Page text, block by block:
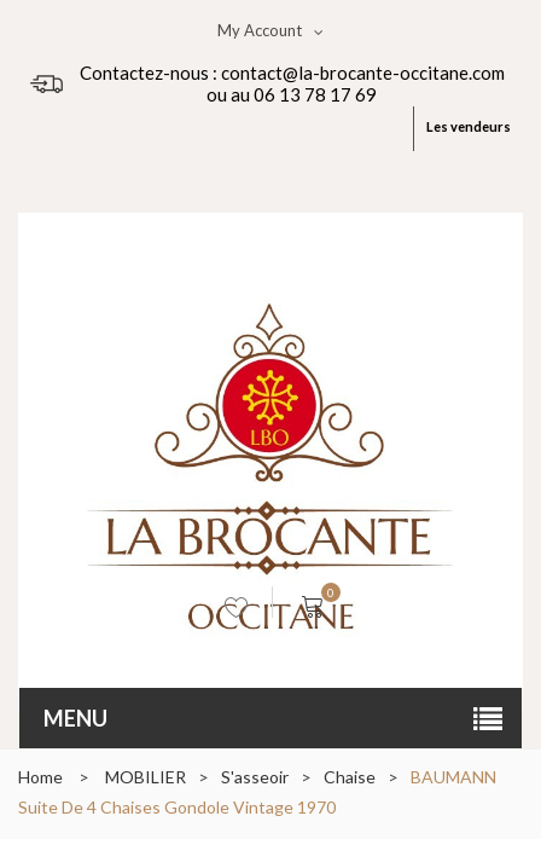
My Account
Contactez-nous : contact@la-brocante-occitane.com
ou au 06 13 78 17 69
Les vendeurs
0
MENU
Home > MOBILIER > S'asseoir > Chaise >
BAUMANN
Suite De 4 Chaises Gondole Vintage 1970